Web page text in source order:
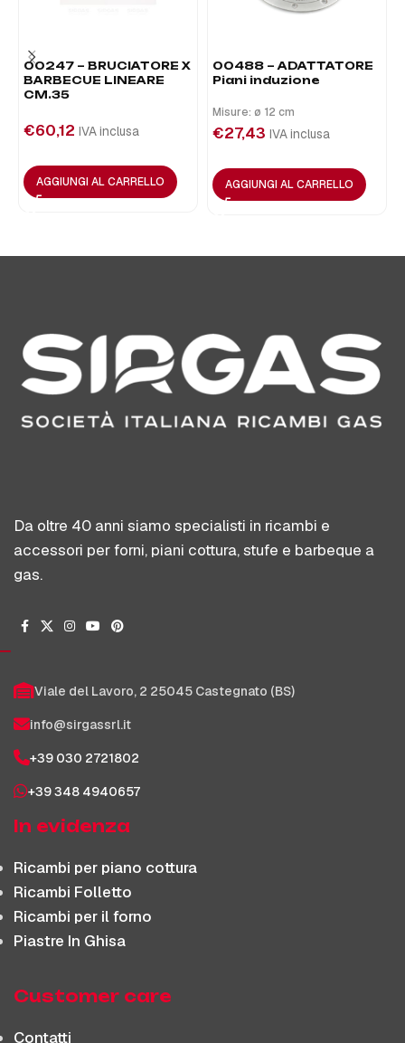
00247 – BRUCIATORE X
BARBECUE LINEARE
CM.35
€60,12 IVA inclusa
AGGIUNGI AL CARRELLO
00488 – ADATTATORE
Piani induzione
Misure: ø 12 cm
€27,43 IVA inclusa
AGGIUNGI AL CARRELLO
Da oltre 40 anni siamo specialisti in ricambi e
accessori per forni, piani cottura, stufe e barbeque a
gas.
Viale del Lavoro, 2 25045 Castegnato (BS)
info@sirgassrl.it
+39 030 2721802
+39 348 4940657
In evidenza
Ricambi per piano cottura
Ricambi Folletto
Ricambi per il forno
Piastre In Ghisa
Customer care
Contatti